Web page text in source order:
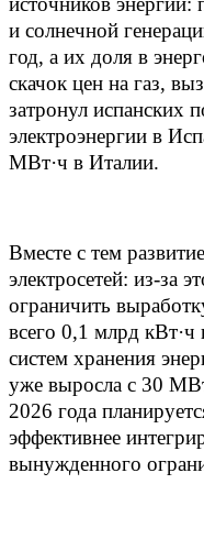
и солнечной
год, а их доля в
скачок цен на газ,
затронул испанских
электроэнергии в
МВт·ч в Италии.
Вместе с тем
электросетей:
ограничить
всего 0,1 млрд кВт·ч
систем хранения
уже выросла с 30
2026 года
эффективнее
вынужденного